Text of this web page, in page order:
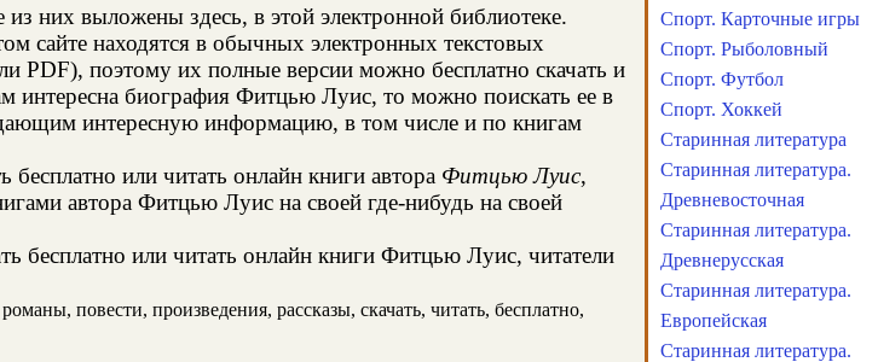
из них выложены здесь, в этой электронной библиотеке.
сайте находятся в обычных электронных текстовых
PDF), поэтому их полные версии можно бесплатно скачать и
интересна биография Фитцью Луис, то можно поискать ее в
интересную информацию, в том числе и по книгам
или читать онлайн книги автора Фитцью Луис,
автора Фитцью Луис на своей где-нибудь на своей
бесплатно или читать онлайн книги Фитцью Луис, читатели
повести, произведения, рассказы, скачать, читать, бесплатно,
Спорт. Карточные игры
Спорт. Рыболовный
Спорт. Футбол
Спорт. Хоккей
Старинная литература
Старинная литература.
Древневосточная
Старинная литература.
Древнерусская
Старинная литература.
Европейская
Старинная литература.